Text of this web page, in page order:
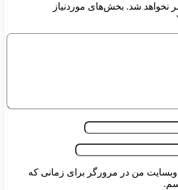
نخواهد شد. بخش‌های موردنیاز
وبسایت من در مرورگر برای زمانی که